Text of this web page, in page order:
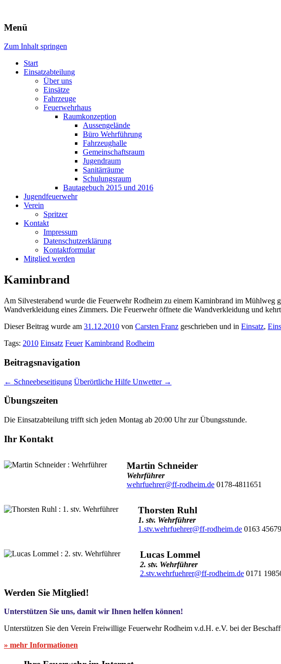
Freiwillige Feuerwehr Rodheim v.d.H.
Menü
Zum Inhalt springen
Start
Einsatzabteilung
Über uns
Einsätze
Fahrzeuge
Feuerwehrhaus
Raumkonzeption
Aussengelände
Büro Wehrführung
Fahrzeughalle
Gemeinschaftsraum
Jugendraum
Sanitärräume
Schulungsraum
Bautagebuch 2015 und 2016
Jugendfeuerwehr
Verein
Spritzer
Kontakt
Impressum
Datenschutzerklärung
Kontaktformular
Mitglied werden
Kaminbrand
Am Silvesterabend wurde die Feuerwehr Rodheim zu einem Kaminbrand im Mühlweg
Wandverkleidung eines Zimmers. Die Feuerwehr öffnete die Wandverkleidung und
Dieser Beitrag wurde am 31.12.2010 von Carsten Franz geschrieben und in Einsatz,
Tags: 2010 Einsatz Feuer Kaminbrand Rodheim
Beitragsnavigation
← Schneebeseitigung Überörtliche Hilfe Unwetter →
Übungszeiten
Die Einsatzabteilung trifft sich jeden Montag ab 20:00 Uhr zur Übungsstunde.
Ihr Kontakt
Martin Schneider
Wehrführer
wehrfuehrer@ff-rodheim.de0178-4811651
Thorsten Ruhl
1. stv. Wehrführer
1.stv.wehrfuehrer@ff-rodheim.de0163
Lucas Lommel
2. stv. Wehrführer
2.stv.wehrfuehrer@ff-rodheim.de0171
Werden Sie Mitglied!
Unterstützen Sie uns, damit wir Ihnen helfen können!
Unterstützen Sie den Verein Freiwillige Feuerwehr Rodheim v.d.H. e.V. bei der
» mehr Informationen